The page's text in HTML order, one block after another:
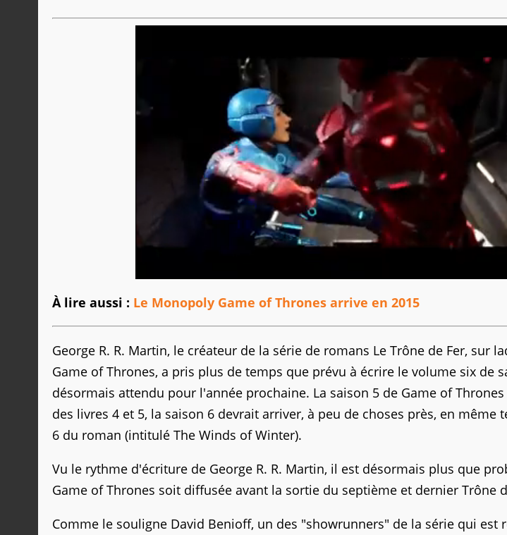
À lire aussi : Le Monopoly Game of Thrones arrive en 2015
George R. R. Martin, le créateur de la série de romans Le Trône de Fer, sur
Game of Thrones, a pris plus de temps que prévu à écrire le volume six de
désormais attendu pour l'année prochaine. La saison 5 de Game of
des livres 4 et 5, la saison 6 devrait arriver, à peu de choses près, en même
6 du roman (intitulé The Winds of Winter).
Vu le rythme d'écriture de George R. R. Martin, il est désormais plus que
Game of Thrones soit diffusée avant la sortie du septième et dernier Trône
Comme le souligne David Benioff, un des "showrunners" de la série qui est